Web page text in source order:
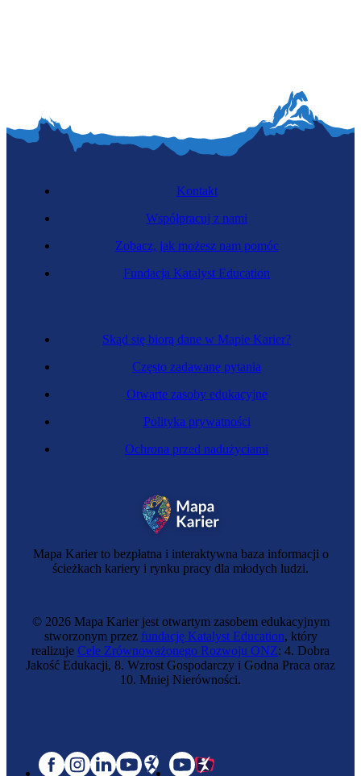
Mapa Karier to bezpłatna i interaktywna baza informacji o
ścieżkach kariery i rynku pracy dla młodych ludzi.
Skąd się biorą dane w Mapie Karier?
Często zadawane pytania
Otwarte zasoby edukacyjne
Polityka prywatności
Ochrona przed nadużyciami
Kontakt
Współpracuj z nami
Zobacz, jak możesz nam pomóc
Fundacja Katalyst Education
© 2026 Mapa Karier jest otwartym zasobem edukacyjnym
stworzonym przez fundację Katalyst Education, który
realizuje Cele Zrównoważonego Rozwoju ONZ: 4. Dobra
Jakość Edukacji, 8. Wzrost Gospodarczy i Godna Praca oraz
10. Mniej Nierówności.